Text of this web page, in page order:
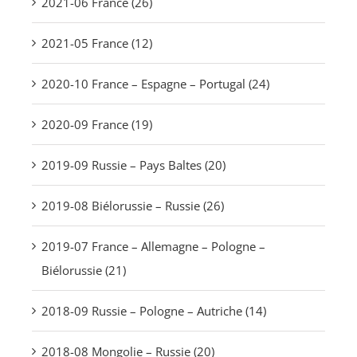
2021-05 France (12)
2020-10 France – Espagne – Portugal (24)
2020-09 France (19)
2019-09 Russie – Pays Baltes (20)
2019-08 Biélorussie – Russie (26)
2019-07 France – Allemagne – Pologne –
Biélorussie (21)
2018-09 Russie – Pologne – Autriche (14)
2018-08 Mongolie – Russie (20)